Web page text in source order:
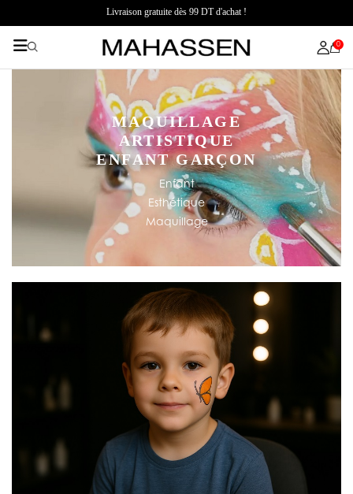
Livraison gratuite dès 99 DT d'achat !
0
MAQUILLAGE
ARTISTIQUE
ENFANT GARÇON
Enfant
Esthétique
Maquillage